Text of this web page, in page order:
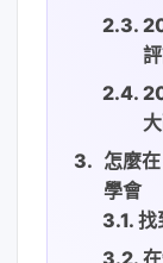
怎麼
學會
找